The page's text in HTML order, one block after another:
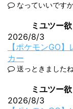
なっていいです
ミユツー
2026/8/3
【ポケモンGO
カー
送っときましたね
ミユツー
2026/8/3